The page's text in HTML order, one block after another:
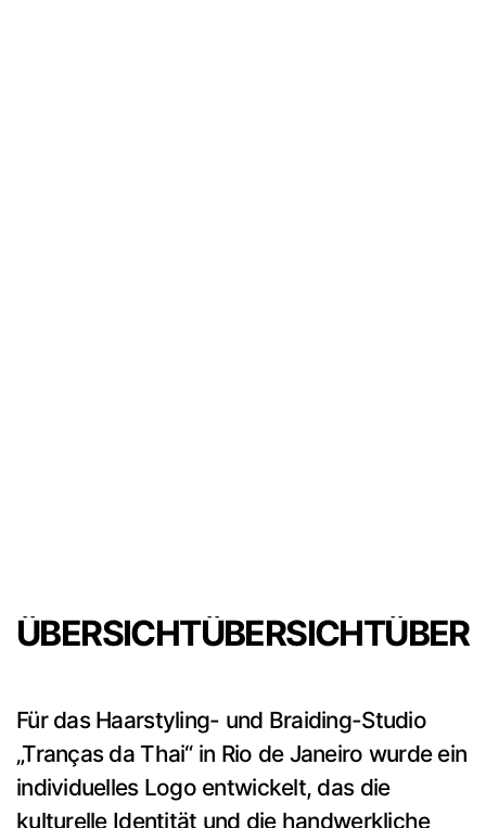
ÜBERSICHTÜBERSICHT
Für das Haarstyling- und Braiding-Studio
„Tranças da Thai“ in Rio de Janeiro wurde ein
individuelles Logo entwickelt, das die
kulturelle Identität und die handwerkliche